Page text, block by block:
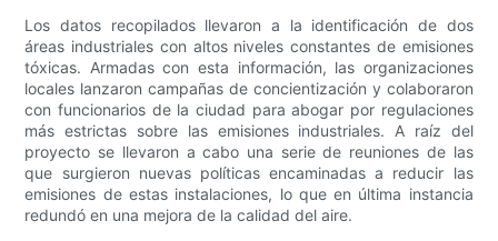
Los datos recopilados llevaron a la identificación de dos
áreas industriales con altos niveles constantes de emisiones
tóxicas. Armadas con esta información, las organizaciones
locales lanzaron campañas de concientización y colaboraron
con funcionarios de la ciudad para abogar por regulaciones
más estrictas sobre las emisiones industriales. A raíz del
proyecto se llevaron a cabo una serie de reuniones de las
que surgieron nuevas políticas encaminadas a reducir las
emisiones de estas instalaciones, lo que en última instancia
redundó en una mejora de la calidad del aire.